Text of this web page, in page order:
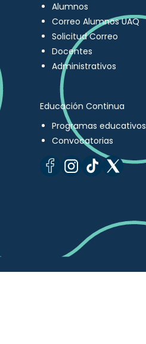
Alumnos
Correo Alumnos UAQ
Solicitud Correo
Docentes
Administrativos
Educación Continua
Programas educativos
Convocatorias